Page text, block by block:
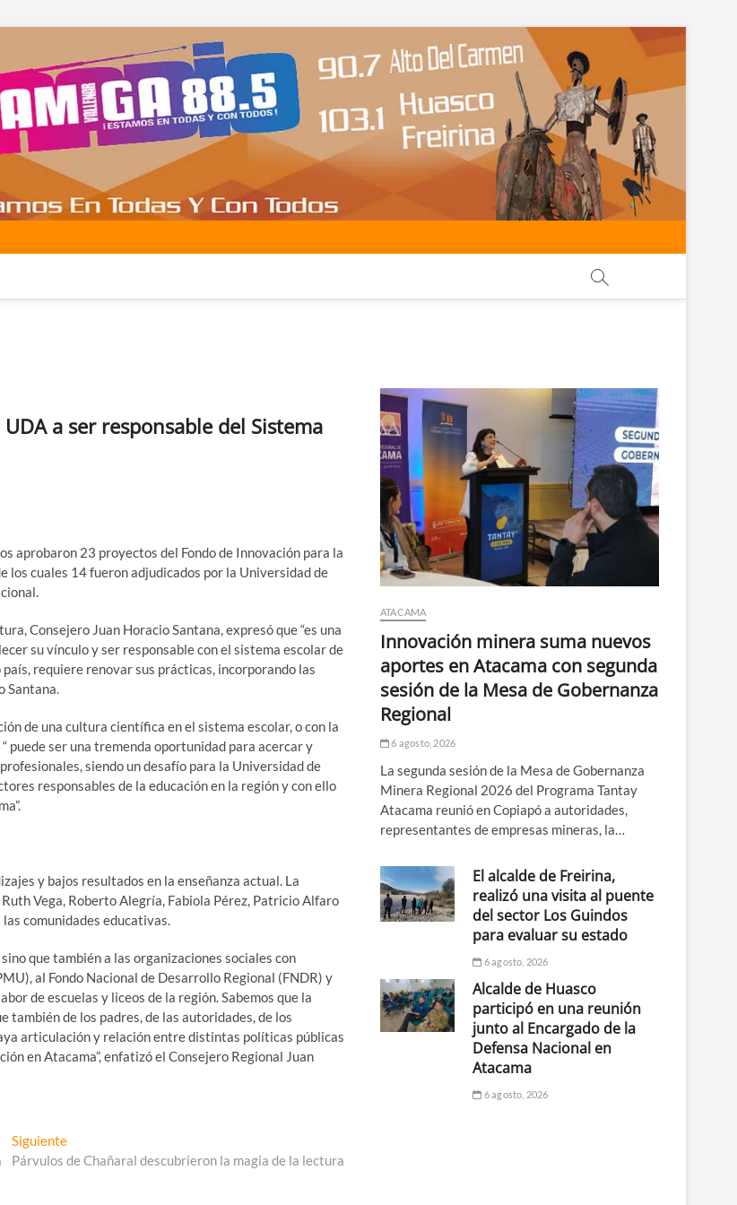
a ser responsable del Sistema
aprobaron 23 proyectos del Fondo de Innovación para la
cuales 14 fueron adjudicados por la Universidad de
Consejero Juan Horacio Santana, expresó que “es una
su vínculo y ser responsable con el sistema escolar de
requiere renovar sus prácticas, incorporando las
Santana.
de una cultura científica en el sistema escolar, o con la
puede ser una tremenda oportunidad para acercar y
siendo un desafío para la Universidad de
responsables de la educación en la región y con ello
y bajos resultados en la enseñanza actual. La
Vega, Roberto Alegría, Fabiola Pérez, Patricio Alfaro
comunidades educativas.
que también a las organizaciones sociales con
al Fondo Nacional de Desarrollo Regional (FNDR) y
de escuelas y liceos de la región. Sabemos que la
también de los padres, de las autoridades, de los
articulación y relación entre distintas políticas públicas
en Atacama”, enfatizó el Consejero Regional Juan
SiguienteEntrada
siguiente:
Párvulos de Chañaral descubrieron la magia de la lectura
ATACAMA
Innovación minera suma nuevos
aportes en Atacama con segunda
sesión de la Mesa de Gobernanza
Regional
6 agosto, 2026
La segunda sesión de la Mesa de Gobernanza
Minera Regional 2026 del Programa Tantay
Atacama reunió en Copiapó a autoridades,
representantes de empresas mineras, la…
El alcalde de Freirina,
realizó una visita al puente
del sector Los Guindos
para evaluar su estado
6 agosto, 2026
Alcalde de Huasco
participó en una reunión
junto al Encargado de la
Defensa Nacional en
Atacama
6 agosto, 2026